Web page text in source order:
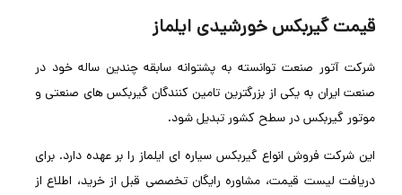
قیمت گیربکس خورشیدی ایلماز
شرکت آتور صنعت توانسته به پشتوانه سابقه چندین ساله خود در
صنعت ایران به یکی از بزرگترین تامین کنندگان گیربکس های صنعتی و
موتور گیربکس در سطح کشور تبدیل شود.
این شرکت فروش انواع گیربکس سیاره ای ایلماز را بر عهده دارد. برای
دریافت لیست قیمت، مشاوره رایگان تخصصی قبل از خرید، اطلاع از